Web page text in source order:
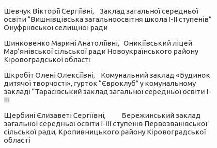
Шевчук Вікторії Сергіївні, Заклад загальної середньої
освіти “Вишнівцівська загальноосвітня школа І-ІІ ступенів”
Онуфріївської селищної ради
Шинковенко Марині Анатоліївні, Оникіївський ліцей
Мар’янівської сільської ради Новоукраїнського району
Кіровоградської області
Шкробіт Олені Олексіївні, Комунальний заклад «Будинок
дитячої творчості», гурток “Євроклуб” у комунальному
закладі “Тарасівський заклад загальної середньої освіти І-
ІІІ
Щербині Єлизаветі Сергіївні, Бережинський заклад
загальної середньої освіти І-ІІІ ступенів Первозванівської
сільської ради, Кропивницького району Кіровоградської
області